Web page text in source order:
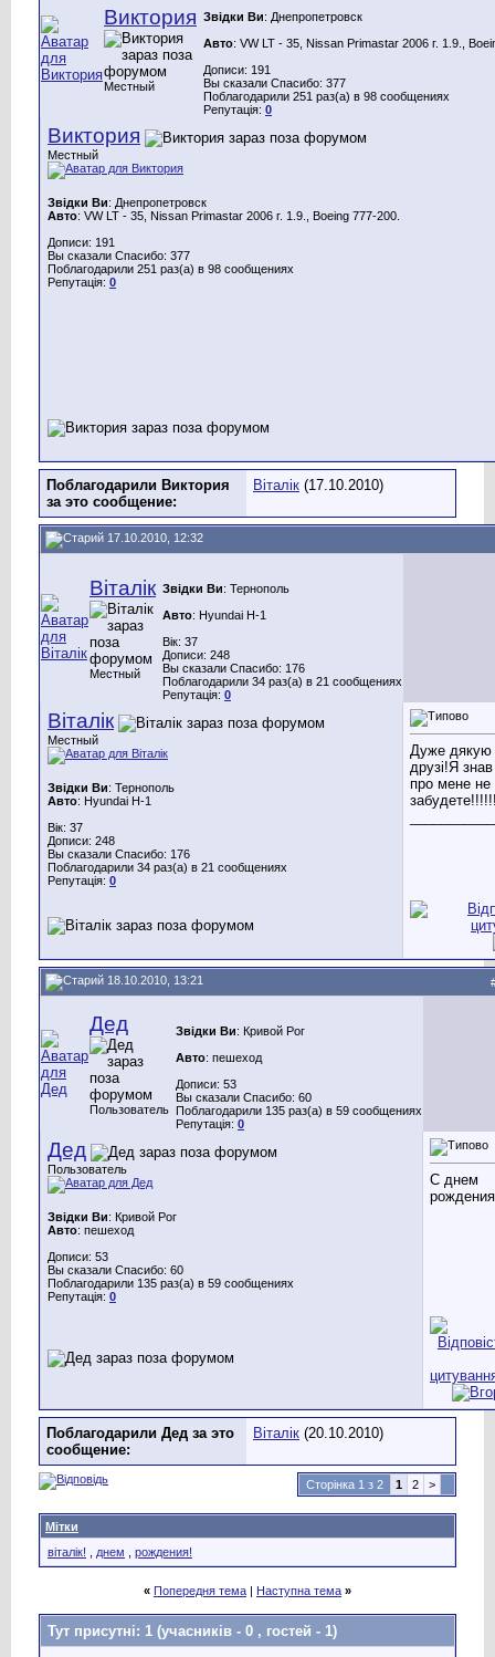
Виктория
Местный
Звідки Ви: Днепропетровск
Авто: VW LT - 35, Nissan Primastar 2006 г. 1.9.,
Дописи: 191
Вы сказали Спасибо: 377
Поблагодарили 251 раз(а) в 98 сообщениях
Репутація: 0
Виктория
Местный
Звідки Ви: Днепропетровск
Авто: VW LT - 35, Nissan Primastar 2006 г. 1.9., Boeing 777-200.
Дописи: 191
Вы сказали Спасибо: 377
Поблагодарили 251 раз(а) в 98 сообщениях
Репутація: 0
Поблагодарили Виктория
за это сообщение:
Віталік (17.10.2010)
17.10.2010, 12:32
Віталік
Местный
Звідки Ви: Тернополь
Авто: Hyundai H-1
Вік: 37
Дописи: 248
Вы сказали Спасибо: 176
Поблагодарили 34 раз(а) в 21 сообщениях
Репутація: 0
Віталік
Местный
Звідки Ви: Тернополь
Авто: Hyundai H-1
Вік: 37
Дописи: 248
Вы сказали Спасибо: 176
Поблагодарили 34 раз(а) в 21 сообщениях
Репутація: 0
Дуже дякую
друзі!Я
про мене не
18.10.2010, 13:21
Дед
Пользователь
Звідки Ви: Кривой Рог
Авто: пешеход
Дописи: 53
Вы сказали Спасибо: 60
Поблагодарили 135 раз(а) в 59 сообщениях
Репутація: 0
Дед
Пользователь
Звідки Ви: Кривой Рог
Авто: пешеход
Дописи: 53
Вы сказали Спасибо: 60
Поблагодарили 135 раз(а) в 59 сообщениях
Репутація: 0
С днем
Поблагодарили Дед за это
сообщение:
Віталік (20.10.2010)
Сторінка 1 з 2 1 2 >
Мітки
вiталiк!
днем рождения!
« Попередня тема | Наступна тема »
Тут присутні: 1 (учасників - 0 , гостей - 1)